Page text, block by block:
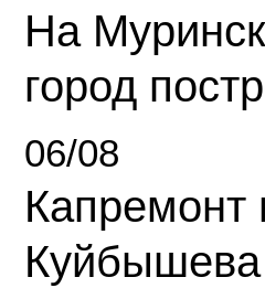
На
город
06/08
Капремонт